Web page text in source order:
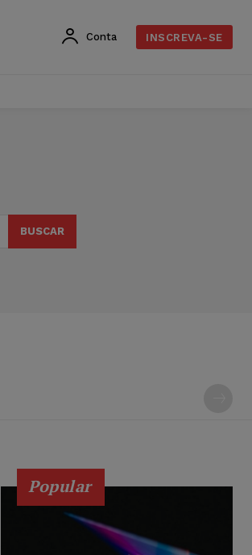
Conta INSCREVA-SE
BUSCAR
Popular